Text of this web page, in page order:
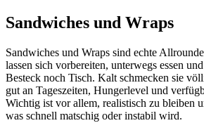
Sandwiches und Wraps
Sandwiches und Wraps sind echte
lassen sich vorbereiten, unterwegs essen
Besteck noch Tisch. Kalt schmecken sie
gut an Tageszeiten, Hungerlevel und
Wichtig ist vor allem, realistisch zu bleiben
was schnell matschig oder instabil wird.